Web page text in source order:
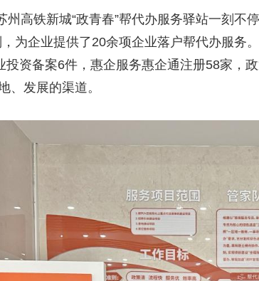
铁新城“政青春”帮代办服务驿站一刻不
为企业提供了20余项企业落户帮代办服务
投资备案6件，惠企服务惠企通注册58家，
、发展的渠道。